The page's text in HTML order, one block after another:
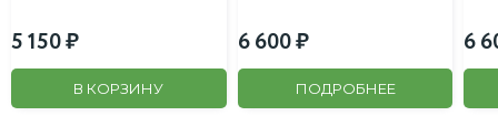
5 150
В КОРЗИНУ
6 600
ПОДРОБНЕЕ
6